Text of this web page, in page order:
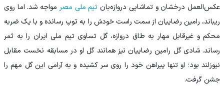
عکس‌العمل درخشان و تماشایی دروازه‌بان تیم ملی مصر مواجه شد. اما روی
ریباند، رامین رضاییان از سمت راست خودش را به توپ رسانده و با یک ضربه
محکم و غیرقابل مهار به طاق دروازه، گل تساوی تیم ملی ایران را به ثمر
رساند. شادی گل رامین رضاییان نیز همانند گل او در مسابقه نخست مقابل
نیوزلند بود؛ او تنها پیراهن خود را روی سر کشیده و به آرامی این گل مهم را
جشن گرفت.